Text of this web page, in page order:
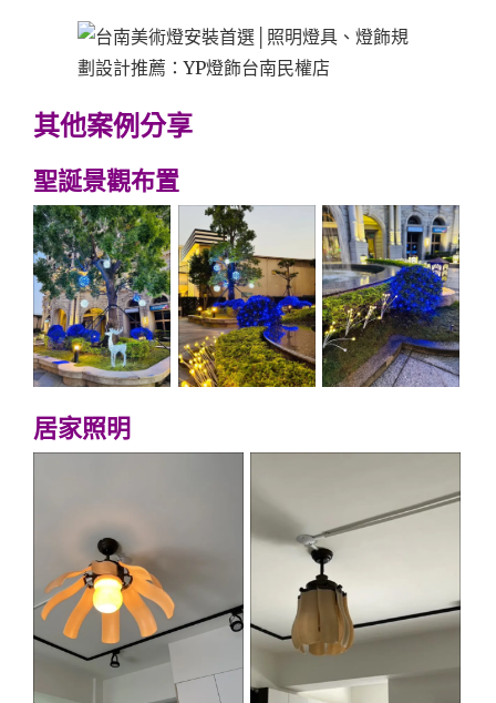
其他案例分享
聖誕景觀布置
居家照明